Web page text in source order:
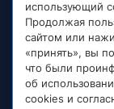
г.
использующий
Продолжая
сайтом или
«принять», вы
что были
об
cookies и